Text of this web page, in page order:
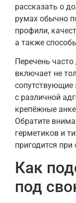
рассказать о
румах обычно
профили,
а также
Перечень
включает не
сопутствующие
с различной
крепёжные
Обратите
герметиков и
пригодится
Как
под